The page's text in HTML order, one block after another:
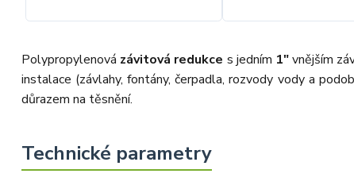
Polypropylenová závitová redukce s jedním 1"vnějším
instalace (závlahy, fontány, čerpadla, rozvody vody a
důrazem na těsnění.